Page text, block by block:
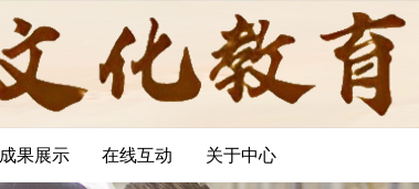
成果展示 在线互动 关于中心